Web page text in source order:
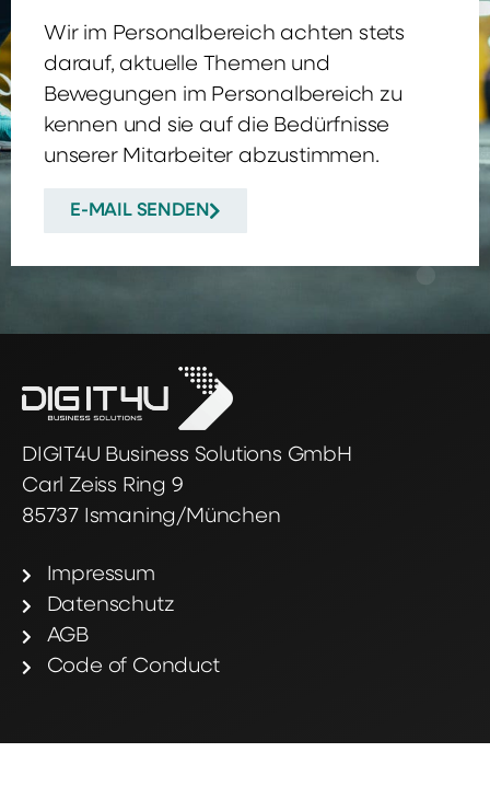
Wir im Personalbereich achten stets
darauf, aktuelle Themen und
Bewegungen im Personalbereich zu
kennen und sie auf die Bedürfnisse
unserer Mitarbeiter abzustimmen.
E-MAIL SENDEN
DIGIT4U Business Solutions GmbH
Carl Zeiss Ring 9
85737 Ismaning/München
Impressum
Datenschutz
AGB
Code of Conduct